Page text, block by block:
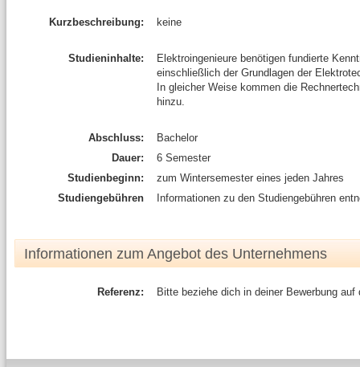
Kurzbeschreibung: keine
Studieninhalte:
Elektroingenieure benötigen fundierte
einschließlich der Grundlagen der
In gleicher Weise kommen die
hinzu.
Abschluss:
Bachelor
Dauer:
6 Semester
Studienbeginn:
zum Wintersemester eines jeden Jahres
Studiengebühren
Informationen zu den Studiengebühren
Informationen zum Angebot des Unternehmens
Referenz: Bitte beziehe dich in deiner Bewerbung auf